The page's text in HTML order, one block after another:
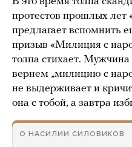
протестов прошлых лет
предлагает вспомнить
призыв «Милиция с
толпа стихает.
вернем „милицию с
не выдерживает и
она с тобой, а завтра
О НАСИЛИИ СИЛОВИКОВ